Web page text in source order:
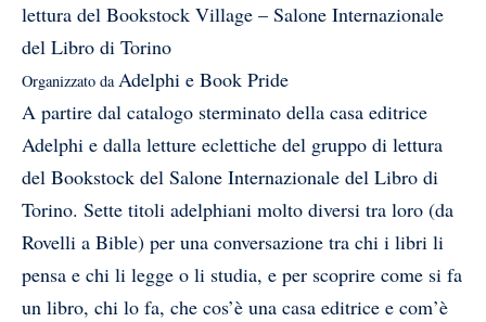
lettura del Bookstock Village – Salone Internazionale
del Libro di Torino
Organizzato daAdelphi e Book Pride
A partire dal catalogo sterminato della casa editrice
Adelphi e dalla letture eclettiche del gruppo di lettura
del Bookstock del Salone Internazionale del Libro di
Torino. Sette titoli adelphiani molto diversi tra loro (da
Rovelli a Bible) per una conversazione tra chi i libri li
pensa e chi li legge o li studia, e per scoprire come si fa
un libro, chi lo fa, che cos’è una casa editrice e com’è